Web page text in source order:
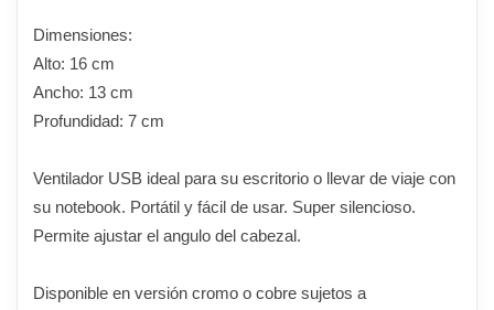
Dimensiones:
Alto: 16 cm
Ancho: 13 cm
Profundidad: 7 cm
Ventilador USB ideal para su escritorio o llevar de viaje con
su notebook. Portátil y fácil de usar. Super silencioso.
Permite ajustar el angulo del cabezal.
Disponible en versión cromo o cobre sujetos a